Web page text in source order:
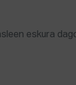
eskura